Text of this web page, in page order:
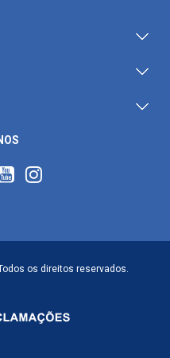
os direitos reservados.